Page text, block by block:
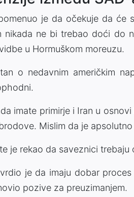
je da očekuje da će
nikada ne bi trebao doći do
u Hormuškom moreuzu.
o nedavnim američkim
imate primirje i Iran u
Mislim da je
je rekao da saveznici
je da imaju dobar
pozive za preuzimanjem.